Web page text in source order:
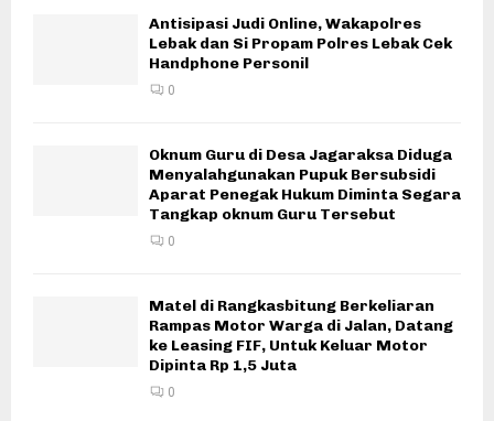
Antisipasi Judi Online, Wakapolres
Lebak dan Si Propam Polres Lebak Cek
Handphone Personil
0
Oknum Guru di Desa Jagaraksa Diduga
Menyalahgunakan Pupuk Bersubsidi
Aparat Penegak Hukum Diminta Segara
Tangkap oknum Guru Tersebut
0
Matel di Rangkasbitung Berkeliaran
Rampas Motor Warga di Jalan, Datang
ke Leasing FIF, Untuk Keluar Motor
Dipinta Rp 1,5 Juta
0